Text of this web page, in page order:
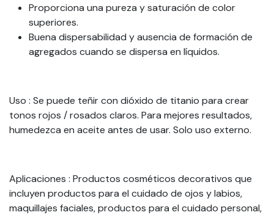
Proporciona una pureza y saturación de color
superiores.
Buena dispersabilidad y ausencia de formación de
agregados cuando se dispersa en líquidos.
Uso : Se puede teñir con dióxido de titanio para crear
tonos rojos / rosados ​​claros. Para mejores resultados,
humedezca en aceite antes de usar. Solo uso externo.
Aplicaciones : Productos cosméticos decorativos que
incluyen productos para el cuidado de ojos y labios,
maquillajes faciales, productos para el cuidado personal,